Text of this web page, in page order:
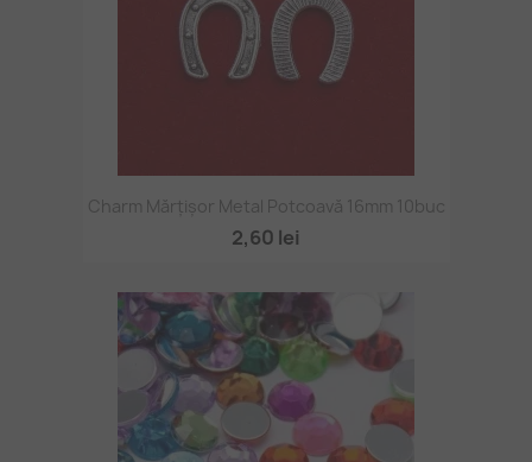
Charm Mărțișor Metal Potcoavă 16mm 10buc
2,60 lei